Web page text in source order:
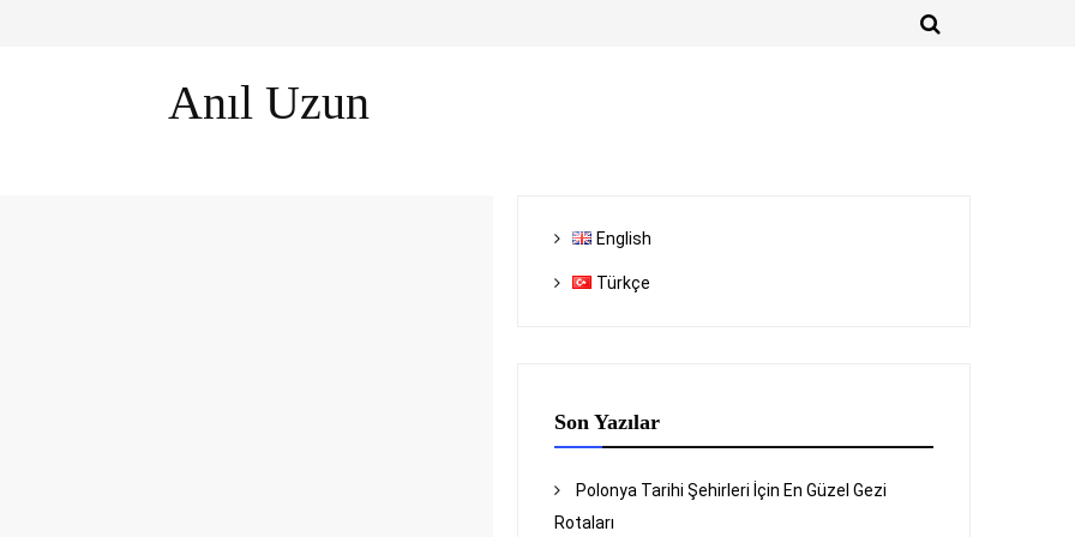
Anıl Uzun
English
Türkçe
Son Yazılar
Polonya Tarihi Şehirleri İçin En Güzel Gezi
Rotaları